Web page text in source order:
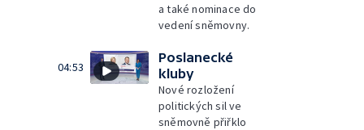
a také nominace do
vedení sněmovny.
04:53
Poslanecké
kluby
Nové rozložení
politických sil ve
sněmovně přiřklo